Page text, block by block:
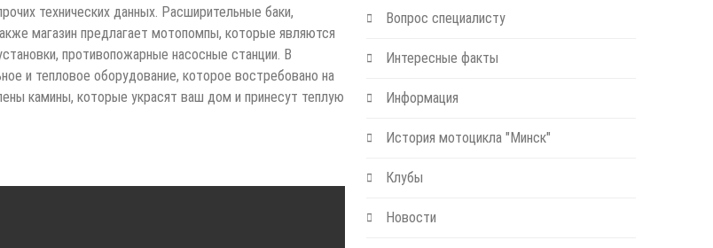
технических данных. Расширительные баки,
магазин предлагает мотопомпы, которые являются
противопожарные насосные станции. В
и тепловое оборудование, которое востребовано на
камины, которые украсят ваш дом и принесут теплую
Вопрос специалисту
Интересные факты
Информация
История мотоцикла "Минск"
Клубы
Новости